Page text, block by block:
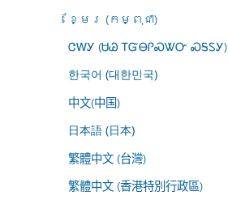
ខ្មែរ (កម្ពុជា)
ᏣᎳᎩ (ᏌᏊ ᎢᏳᎾᎵᏍᏔᏅ ᏍᎦᏚᎩ)
한국어 (대한민국)
中文(中国)
日本語 (日本)
繁體中文 (台灣)
繁體中文 (香港特別行政區)